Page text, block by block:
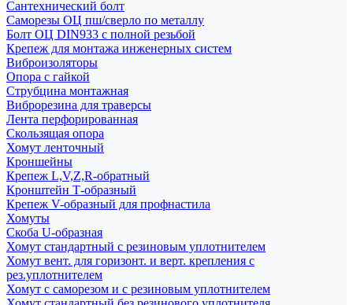
Сантехнический болт
Саморезы ОЦ пш/сверло по металлу
Болт ОЦ DIN933 с полной резьбой
Крепеж для монтажа инженерных систем
Виброизоляторы
Опора с гайкой
Струбцина монтажная
Виброрезина для траверсы
Лента перфорированная
Скользящая опора
Хомут ленточный
Кроншейны
Крепеж L,V,Z,R-обратный
Кронштейн Т-образный
Крепеж V-образный для профнастила
Хомуты
Скоба U-образная
Хомут стандартный с резиновым уплотнителем
Хомут вент. для горизонт. и верт. крепления с
рез.уплотнителем
Хомут с саморезом и с резиновым уплотнителем